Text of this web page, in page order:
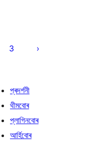
3
প্ৰদৰ্শনী
থীমবোৰ
প্লাগিনবোৰ
আৰ্হিবোৰ